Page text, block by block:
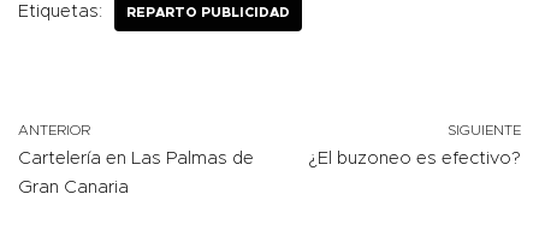
Etiquetas: REPARTO PUBLICIDAD
ANTERIOR
Cartelería en Las Palmas de
Gran Canaria
SIGUIENTE
¿El buzoneo es efectivo?